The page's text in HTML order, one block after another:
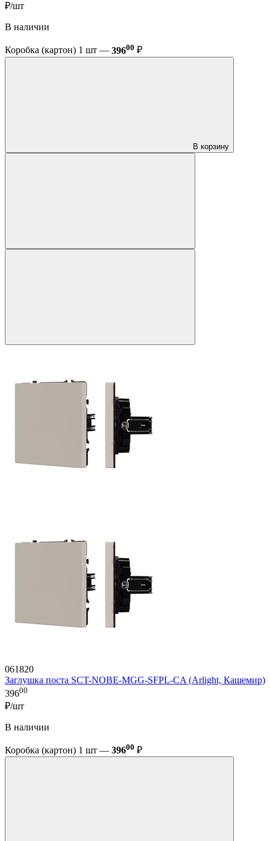
₽/шт
В наличии
Коробка (картон) 1 шт — 39600 ₽
В корзину
061820
Заглушка поста SCT-NOBE-MGG-SFPL-CA (Arlight, Кашемир)
39600
₽/шт
В наличии
Коробка (картон) 1 шт — 39600 ₽